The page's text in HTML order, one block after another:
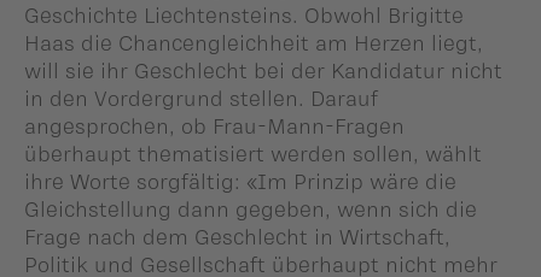
Geschichte Liechtensteins. Obwohl Brigitte
Haas die Chancengleichheit am Herzen liegt,
will sie ihr Geschlecht bei der Kandidatur nicht
in den Vordergrund stellen. Darauf
angesprochen, ob Frau-Mann-Fragen
überhaupt thematisiert werden sollen, wählt
ihre Worte sorgfältig: «Im Prinzip wäre die
Gleichstellung dann gegeben, wenn sich die
Frage nach dem Geschlecht in Wirtschaft,
Politik und Gesellschaft überhaupt nicht mehr